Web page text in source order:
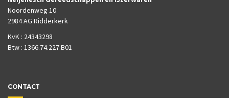
Noordenweg 10
2984 AG Ridderkerk
KvK : 24343298
Btw : 1366.74.227.B01
CONTACT